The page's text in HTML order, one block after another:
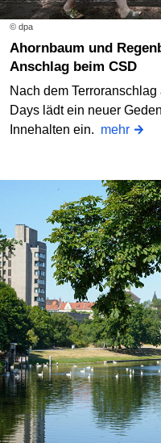
© dpa
Ahornbaum und Regenbogenbank erinnern an
Anschlag beim CSD
Nach dem
Days lädt ein neuer
Innehalten ein. mehr